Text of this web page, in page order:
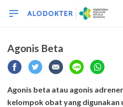
Agonis Beta
Agonis beta atau agonis
kelompok obat yang digunakan